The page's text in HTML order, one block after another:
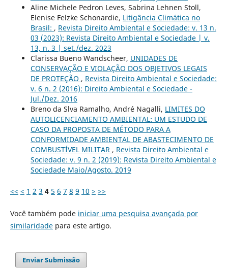
Aline Michele Pedron Leves, Sabrina Lehnen Stoll,
Elenise Felzke Schonardie, Litigância Climática no
Brasil: , Revista Direito Ambiental e Sociedade: v. 13 n.
03 (2023): Revista Direito Ambiental e Sociedade | v.
13, n. 3 | set./dez. 2023
Clarissa Bueno Wandscheer, UNIDADES DE
CONSERVAÇÃO E VIOLAÇÃO DOS OBJETIVOS LEGAIS
DE PROTEÇÃO , Revista Direito Ambiental e Sociedade:
v. 6 n. 2 (2016): Direito Ambiental e Sociedade -
Jul./Dez. 2016
Breno da Slva Ramalho, André Nagalli, LIMITES DO
AUTOLICENCIAMENTO AMBIENTAL: UM ESTUDO DE
CASO DA PROPOSTA DE MÉTODO PARA A
CONFORMIDADE AMBIENTAL DE ABASTECIMENTO DE
COMBUSTÍVEL MILITAR , Revista Direito Ambiental e
Sociedade: v. 9 n. 2 (2019): Revista Direito Ambiental e
Sociedade Maio/Agosto. 2019
<< < 1 2 3 4 5 6 7 8 9 10 > >>
Você também pode iniciar uma pesquisa avançada por
similaridadepara este artigo.
Enviar Submissão